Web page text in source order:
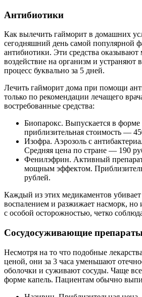
Антибиотики
Как вылечить гайморит в домашних
сегодняшний день самой популярной
антибиотики. Эти средства
воздействие на организм и устраняют
процесс буквально за 5 дней.
Лечить гайморит дома при помощи
только по рекомендации лечащего
востребованные средства:
Биопарокс. Выпускается в форме
приблизительная стоимость —
Изофра. Аэрозоль с
Средняя цена по стране — 190
Фенилэфрин. Активный
мощным эффектом.
рублей.
Каждый из этих медикаментов убивает
воспалением и разжижает насморк, но
с особой осторожностью, четко
Сосудосуживающие
Несмотря на то что подобные
ценой, они за 3 часа уменьшают
оболочки и суживают сосуды. Чаще
форме капель. Пациентам обычно